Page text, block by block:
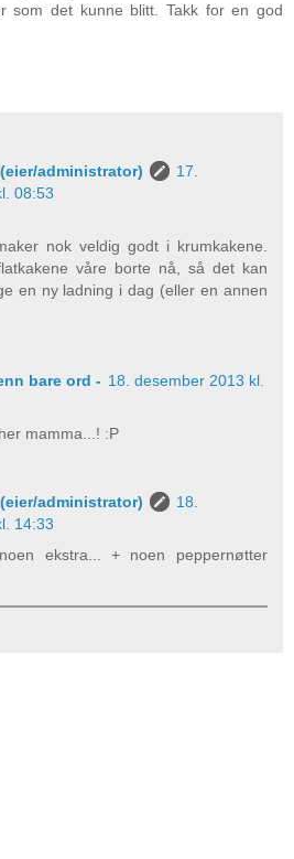
som det kunne blitt. Takk for en god
administrator)
17.
08:53
nok veldig godt i krumkakene.
våre borte nå, så det kan
en ny ladning i dag (eller en annen
bare ord - 18. desember 2013 kl.
mamma...! :P
administrator)
18.
14:33
ekstra... + noen peppernøtter